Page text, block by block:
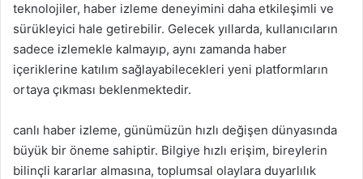
teknolojiler, haber izleme deneyimini daha etkileşimli ve
sürükleyici hale getirebilir. Gelecek yıllarda, kullanıcıların
sadece izlemekle kalmayıp, aynı zamanda haber
içeriklerine katılım sağlayabilecekleri yeni platformların
ortaya çıkması beklenmektedir.
canlı haber izleme, günümüzün hızlı değişen dünyasında
büyük bir öneme sahiptir. Bilgiye hızlı erişim, bireylerin
bilinçli kararlar almasına, toplumsal olaylara duyarlılık